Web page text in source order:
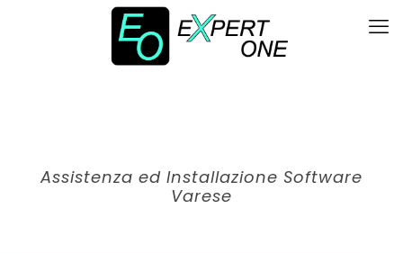
Assistenza ed Installazione Software
Varese